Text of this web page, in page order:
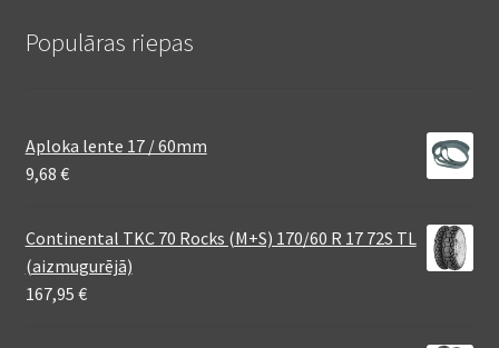
Populāras riepas
Aploka lente 17 / 60mm
9,68 €
Continental TKC 70 Rocks (M+S) 170/60 R 17 72S TL
(aizmugurējā)
167,95 €